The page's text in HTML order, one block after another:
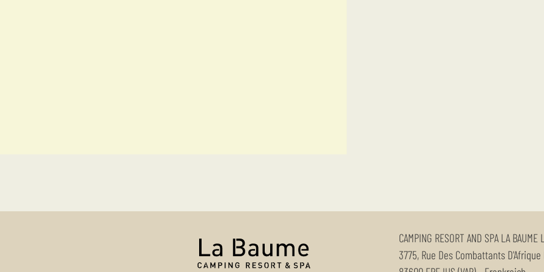
CAMPING RESORT AND SPA LA BAUME
3775, Rue Des Combattants D'Afrique